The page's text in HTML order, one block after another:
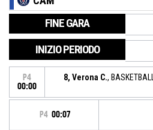
FINE GARA
INIZIO PERIODO
P4
00:00
8, Verona C.,
P4 00:07